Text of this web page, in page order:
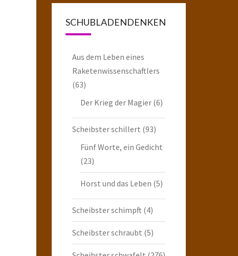
SCHUBLADENDENKEN
Aus dem Leben eines
Raketenwissenschaftlers
(63)
Der Krieg der Magier(6)
Scheibster schillert (93)
Fünf Worte, ein Gedicht
(23)
Horst und das Leben (5)
Scheibster schimpft (4)
Scheibster schraubt (5)